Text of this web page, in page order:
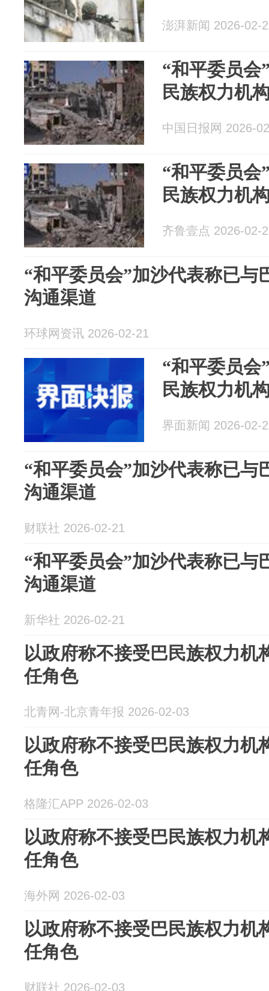
澎湃新闻 2026-02-
“和平委员会
民族权力机
中国日报网 2026-
“和平委员会
民族权力机
齐鲁壹点 2026-02-
“和平委员会”加沙代表称已与
沟通渠道
环球网资讯 2026-02-21
“和平委员会
民族权力机
界面新闻 2026-02-
“和平委员会”加沙代表称已与
沟通渠道
财联社 2026-02-21
“和平委员会”加沙代表称已与
沟通渠道
新华社 2026-02-21
以政府称不接受巴民族权力机
任角色
北青网-北京青年报 2026-02-03
以政府称不接受巴民族权力机
任角色
格隆汇APP 2026-02-03
以政府称不接受巴民族权力机
任角色
海外网 2026-02-03
以政府称不接受巴民族权力机
任角色
财联社 2026-02-03